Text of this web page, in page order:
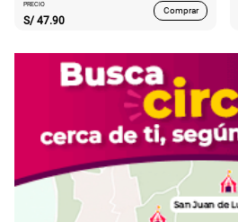
PRECIO
S/ 47.90
Comprar